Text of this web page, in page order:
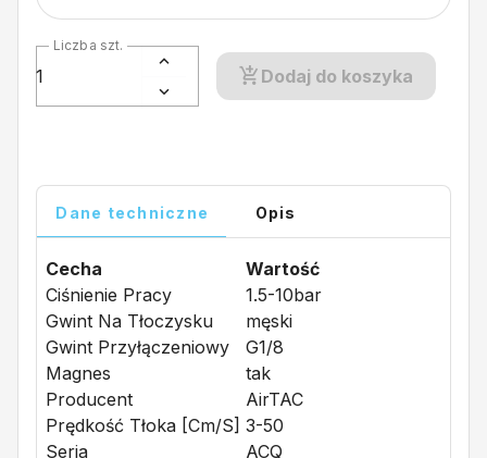
Liczba szt.
Dodaj do koszyka
Dane techniczne Opis
Cecha
Wartość
Ciśnienie Pracy
1.5-10bar
Gwint Na Tłoczysku
męski
Gwint Przyłączeniowy
G1/8
Magnes
tak
Producent
AirTAC
Prędkość Tłoka [cm/s] 3-50
Seria
ACQ